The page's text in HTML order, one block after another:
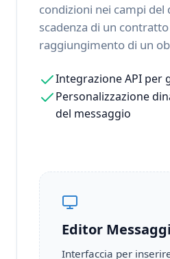
condizioni nei campi del
scadenza di un
raggiungimento di un
Integrazione API per
Personalizzazione
del messaggio
Editor Messaggi
Interfaccia per